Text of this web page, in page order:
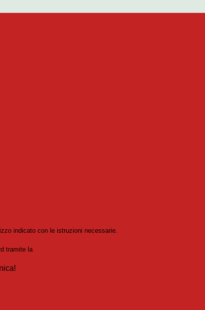
indicato con le istruzioni necessarie.
tramite la